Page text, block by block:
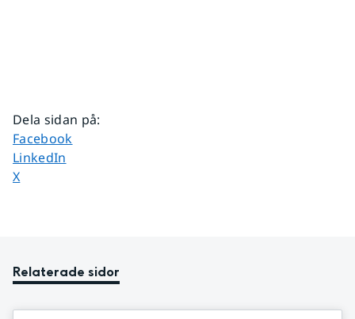
Dela sidan på:
Dela sidan på
Facebook
Dela sidan på
LinkedIn
Dela sidan på
X
Relaterade sidor